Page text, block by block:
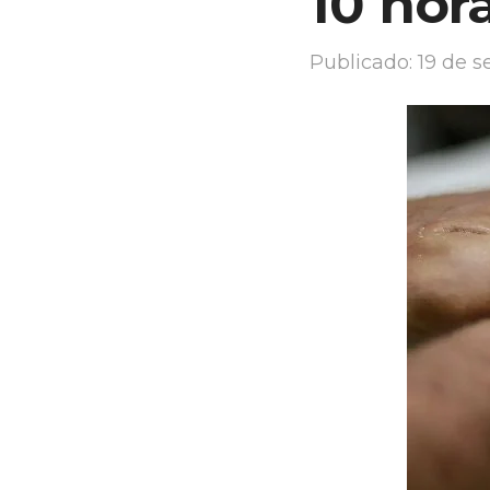
Publicado: 19 de